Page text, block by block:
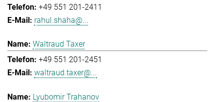
+49 551 201-2411
rahul.shaha@...
Waltraud Taxer
+49 551 201-2451
waltraud.taxer@...
Lyubomir Trahanov